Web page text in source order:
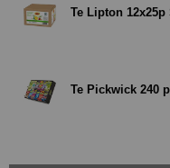
Te Lipton
Te Pickwick 240